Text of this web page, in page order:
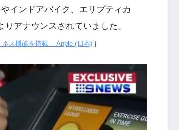
インドアバイク、エリプティカ
アナウンスされていました。
ス機能を搭載 – Apple (日本) ]